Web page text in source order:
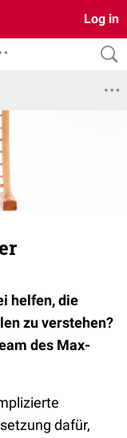
Log in
helfen, die
zu verstehen?
des Max-
dafür,